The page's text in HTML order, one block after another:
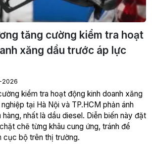
tăng cường kiểm tra hoạt
xăng dầu trước áp lực
2026
kiểm tra hoạt động kinh doanh xăng
tại Hà Nội và TP.HCM phản ánh
nhất là dầu diesel. Diễn biến này đặt
chẽ từng khâu cung ứng, tránh để
cục bộ trên thị trường.